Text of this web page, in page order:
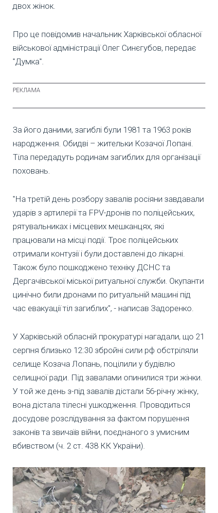
двох жінок.
Про це повідомив начальник Харківської обласної
військової адміністрації Олег Синєгубов, передає
"Думка".
За його даними, загиблі були 1981 та 1963 років
народження. Обидві – жительки Козачої Лопані.
Тіла передадуть родинам загиблих для організації
поховань.
"На третій день розбору завалів росіяни завдавали
ударів з артилерії та FPV-дронів по поліцейських,
рятувальниках і місцевих мешканцях, які
працювали на місці події. Троє поліцейських
отримали контузії і були доставлені до лікарні.
Також було пошкоджено техніку ДСНС та
Дергачівської міської ритуальної служби. Окупанти
цинічно били дронами по ритуальній машині під
час евакуації тіл загиблих", - написав Задоренко.
У Харківській обласній прокуратурі нагадали, що 21
серпня близько 12:30 збройні сили рф обстріляли
селище Козача Лопань, поцілили у будівлю
селищної ради. Під завалами опинилися три жінки.
У той же день з-під завалів дістали 56-річну жінку,
вона дістала тілесні ушкодження. Проводиться
досудове розслідування за фактом порушення
законів та звичаїв війни, поєднаного з умисним
вбивством (ч. 2 ст. 438 КК України).